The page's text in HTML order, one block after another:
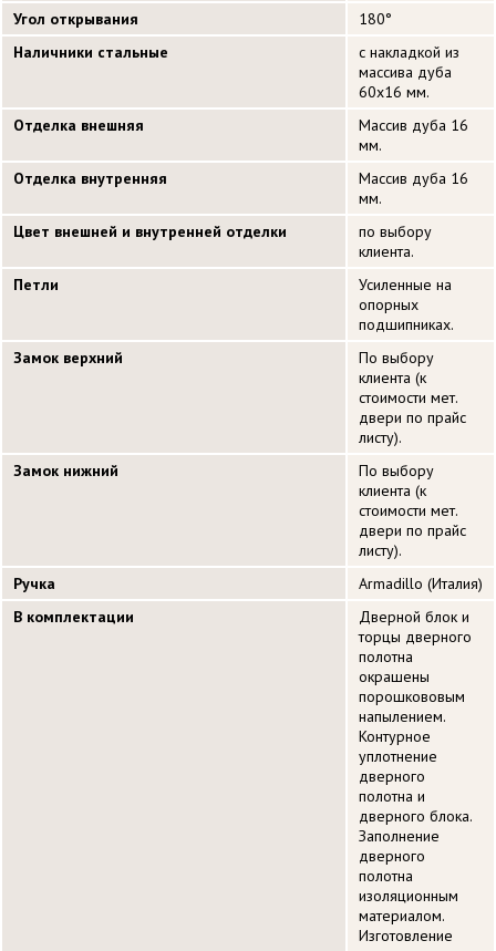
Угол открывания
180°
Наличники стальные
с накладкой из
массива дуба
60х16 мм.
Отделка внешняя
Массив дуба 16
мм.
Отделка внутренняя
Массив дуба 16
мм.
Цвет внешней и внутренней отделки
по выбору
клиента.
Петли
Усиленные на
опорных
подшипниках.
Замок верхний
По выбору
клиента (к
стоимости мет.
двери по прайс
листу).
Замок нижний
По выбору
клиента (к
стоимости мет.
двери по прайс
листу).
Ручка
Armadillo (Италия)
В комплектации
Дверной блок и
торцы дверного
полотна
окрашены
порошкововым
напылением.
Контурное
уплотнение
дверного
полотна и
дверного блока.
Заполнение
дверного
полотна
изоляционным
материалом.
Изготовление